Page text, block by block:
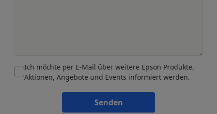
Ich möchte per E-Mail über weitere Epson Produkte,
Aktionen, Angebote und Events informiert werden.
Senden